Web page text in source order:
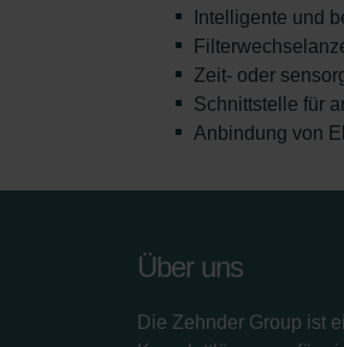
Intelligente und
Zeit- oder
Schnittstelle für
Anbindung von
Über uns
Die Zehnder Group ist